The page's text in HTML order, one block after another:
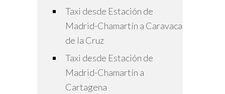
Taxi desde Estación de
Madrid-Chamartín a Caravaca
de la Cruz
Taxi desde Estación de
Madrid-Chamartín a
Cartagena